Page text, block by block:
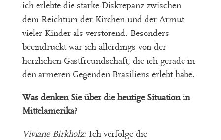
ich erlebte die starke Diskrepanz zwischen
dem Reichtum der Kirchen und der Armut
vieler Kinder als verstörend. Besonders
beeindruckt war ich allerdings von der
herzlichen Gastfreundschaft, die ich gerade in
den ärmeren Gegenden Brasiliens erlebt habe.
Was denken Sie über die heutige Situation in
Mittelamerika?
Viviane Birkholz: Ich verfolge die